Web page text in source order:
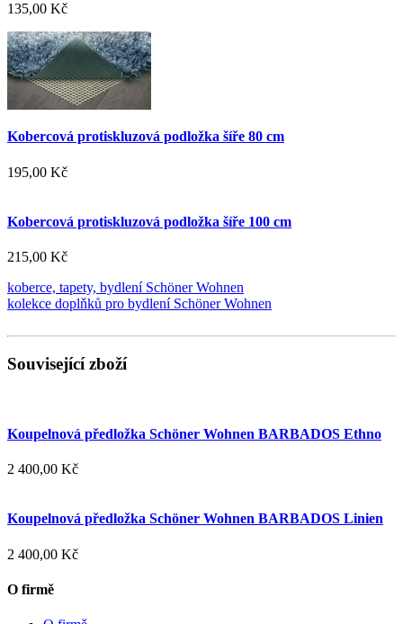
135,00 Kč
Kobercová protiskluzová podložka šíře 80 cm
195,00 Kč
Kobercová protiskluzová podložka šíře 100 cm
215,00 Kč
koberce, tapety, bydlení Schöner Wohnen
kolekce doplňků pro bydlení Schöner Wohnen
Související zboží
Koupelnová předložka Schöner Wohnen BARBADOS Ethno
2 400,00 Kč
Koupelnová předložka Schöner Wohnen BARBADOS Linien
2 400,00 Kč
O firmě